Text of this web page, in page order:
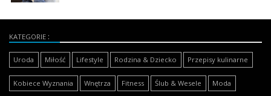
KATEGORIE
Uroda Miłość Lifestyle Rodzina & Dziecko Przepisy kulinarne
Kobiece Wyznania Wnętrza Fitness Ślub & Wesele Moda